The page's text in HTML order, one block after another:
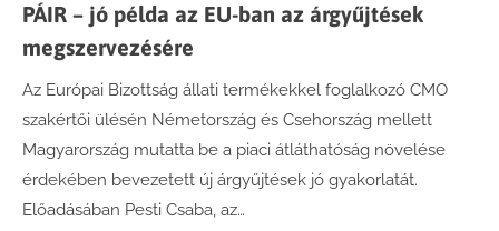
PÁIR – jó példa az EU-ban az árgyűjtések
megszervezésére
Az Európai Bizottság állati termékekkel foglalkozó CMO
szakértői ülésén Németország és Csehország mellett
Magyarország mutatta be a piaci átláthatóság növelése
érdekében bevezetett új árgyűjtések jó gyakorlatát.
Előadásában Pesti Csaba, az…